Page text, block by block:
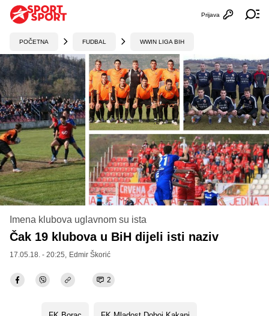
Otvori
Prijava
POČETNA FUDBAL WWIN LIGA BIH
Imena klubova uglavnom su ista
Čak 19 klubova u BiH dijeli isti naziv
17.05.18. - 20:25, Edmir Škorić
2